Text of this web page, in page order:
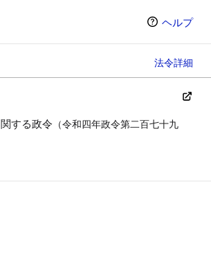
ヘルプ
法令詳細
する政令 （令和四年政令第二百七十九
示方法が変わります）